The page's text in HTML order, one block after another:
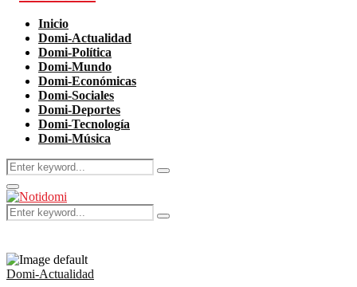
Inicio
Domi-Actualidad
Domi-Política
Domi-Mundo
Domi-Económicas
Domi-Sociales
Domi-Deportes
Domi-Tecnología
Domi-Música
Search
for:
Search
Primary
Menu
Search
for:
Search
Domi-Actualidad